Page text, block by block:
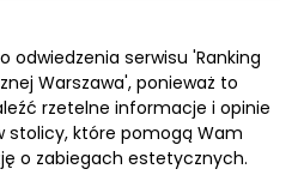
odwiedzenia serwisu 'Ranking
Warszawa', ponieważ to
rzetelne informacje i opinie
stolicy, które pomogą Wam
o zabiegach estetycznych.